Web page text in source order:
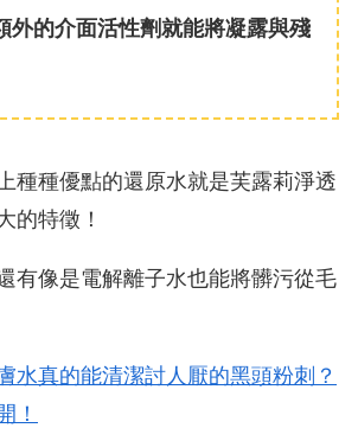
外的介面活性劑就能將凝露與殘
種種優點的還原水就是芙露莉淨透
的特徵！
有像是電解離子水也能將髒污從毛
水真的能清潔討人厭的黑頭粉刺？
！